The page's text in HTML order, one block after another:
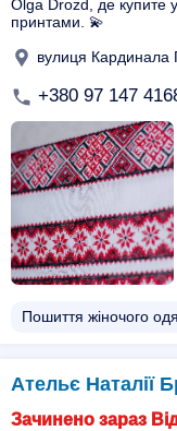
Olga Drozd, де купите
принтами. 💫
вулиця Кардинала
+380 97 147
Пошиття жіночого
Ательє Наталії
Зачинено зараз